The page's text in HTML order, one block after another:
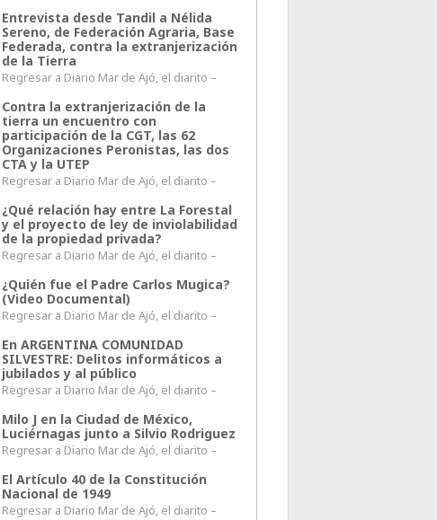
Entrevista desde Tandil a Nélida
Sereno, de Federación Agraria, Base
Federada, contra la extranjerización
de la Tierra
Regresar a Diario Mar de Ajó, el diarito –
Contra la extranjerización de la
tierra un encuentro con
participación de la CGT, las 62
Organizaciones Peronistas, las dos
CTA y la UTEP
Regresar a Diario Mar de Ajó, el diarito –
¿Qué relación hay entre La Forestal
y el proyecto de ley de inviolabilidad
de la propiedad privada?
Regresar a Diario Mar de Ajó, el diarito –
¿Quién fue el Padre Carlos Mugica?
(Video Documental)
Regresar a Diario Mar de Ajó, el diarito –
En ARGENTINA COMUNIDAD
SILVESTRE: Delitos informáticos a
jubilados y al público
Regresar a Diario Mar de Ajó, el diarito –
Milo J en la Ciudad de México,
Luciérnagas junto a Silvio Rodriguez
Regresar a Diario Mar de Ajó, el diarito –
El Artículo 40 de la Constitución
Nacional de 1949
Regresar a Diario Mar de Ajó, el diarito –